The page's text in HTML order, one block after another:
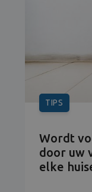
TIPS
Wordt
door uw
elke